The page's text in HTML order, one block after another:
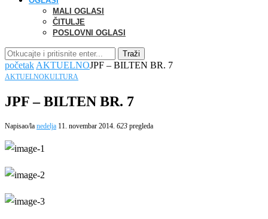
MALI OGLASI
ČITULJE
POSLOVNI OGLASI
Traži
početak AKTUELNOJPF – BILTEN BR. 7
AKTUELNOKULTURA
JPF – BILTEN BR. 7
Napisao/la nedelja 11. novembar 2014. 623 pregleda